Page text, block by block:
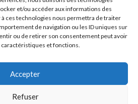
et/ou accéder aux informations des
à ces technologies nous permettra de traiter
de navigation ou les ID uniques sur
ou de retirer son consentement peut avoir
et fonctions.
Accepter
Refuser
Cookies
Contact
sécurisé
et 10/15 jours